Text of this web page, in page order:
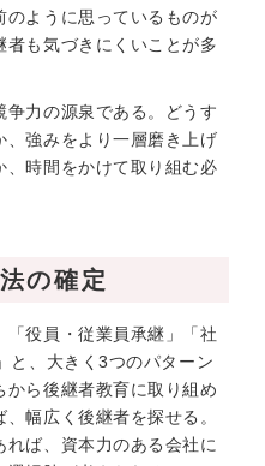
ように思っているものが
も気づきにくいことが多
力の源泉である。どうす
強みをより一層磨き上げ
、時間をかけて取り組む必
の確定
役員・従業員承継」「社
と、大きく3つのパターン
ら後継者教育に取り組め
幅広く後継者を探せる。
ば、資本力のある会社に